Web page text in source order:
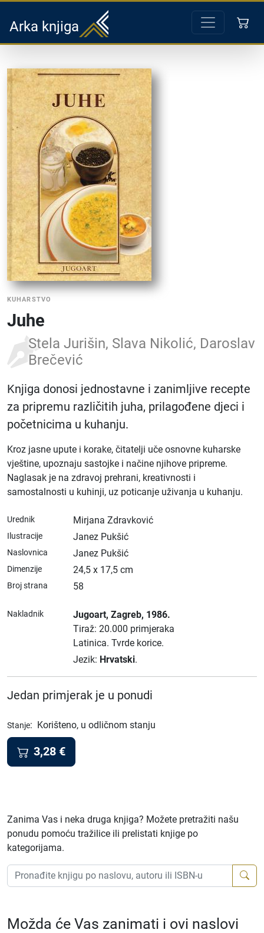
Arka knjiga
KUHARSTVO
Juhe
Stela Jurišin, Slava Nikolić, Daroslav
Brečević
Knjiga donosi jednostavne i zanimljive recepte
za pripremu različitih juha, prilagođene djeci i
početnicima u kuhanju.
Kroz jasne upute i korake, čitatelji uče osnovne kuharske
vještine, upoznaju sastojke i načine njihove pripreme.
Naglasak je na zdravoj prehrani, kreativnosti i
samostalnosti u kuhinji, uz poticanje uživanja u kuhanju.
Urednik Mirjana Zdravković
Ilustracije Janez Pukšić
Naslovnica Janez Pukšić
Dimenzije 24,5 x 17,5 cm
Broj strana 58
Nakladnik Jugoart, Zagreb, 1986.
Tiraž: 20.000 primjeraka
Latinica. Tvrde korice.
Jezik: Hrvatski.
Jedan primjerak je u ponudi
Stanje: Korišteno, u odličnom stanju
3,28 €
Zanima Vas i neka druga knjiga? Možete pretražiti našu
ponudu pomoću tražilice ili prelistati knjige po
kategorijama.
Možda će Vas zanimati i ovi naslovi